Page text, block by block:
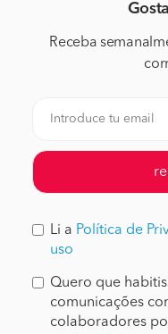
Receba
Li a Política de
uso
Quero que
comunicações
colaboradores